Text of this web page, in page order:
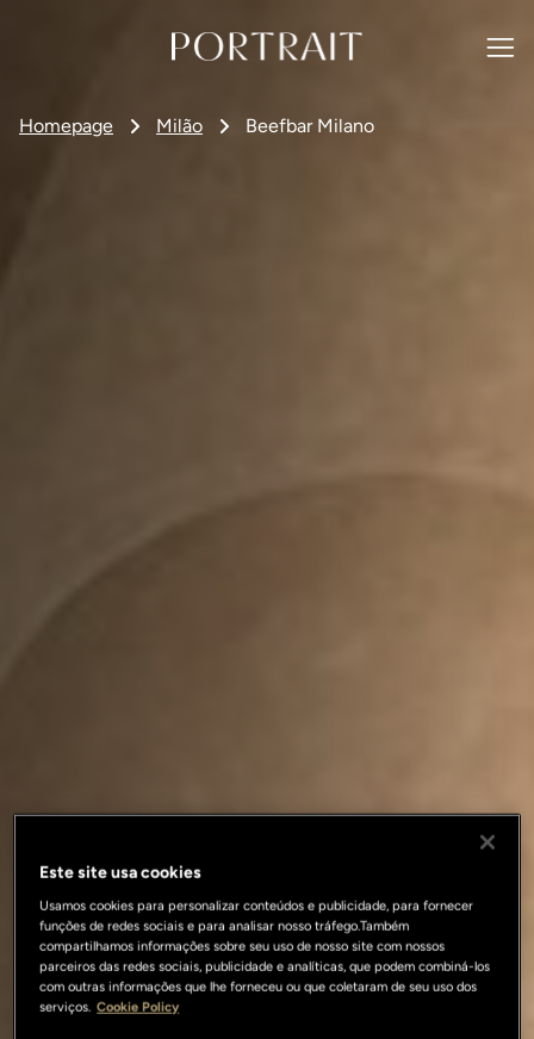
Homepage Milão Beefbar Milano
Este site usa cookies
Usamos cookies para personalizar conteúdos e publicidade, para fornecer
funções de redes sociais e para analisar nosso tráfego.Também
compartilhamos informações sobre seu uso de nosso site com nossos
parceiros das redes sociais, publicidade e analíticas, que podem combiná-los
com outras informações que lhe forneceu ou que coletaram de seu uso dos
serviços. Cookie Policy